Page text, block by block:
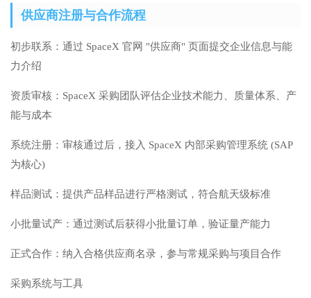
供应商注册与合作流程
初步联系：通过 SpaceX 官网 "供应商" 页面提交企业信息与能
力介绍
资质审核：SpaceX 采购团队评估企业技术能力、质量体系、产
能与成本
系统注册：审核通过后，接入 SpaceX 内部采购管理系统 (SAP
为核心)
样品测试：提供产品样品进行严格测试，符合航天级标准
小批量试产：通过测试后获得小批量订单，验证量产能力
正式合作：纳入合格供应商名录，参与常规采购与项目合作
采购系统与工具